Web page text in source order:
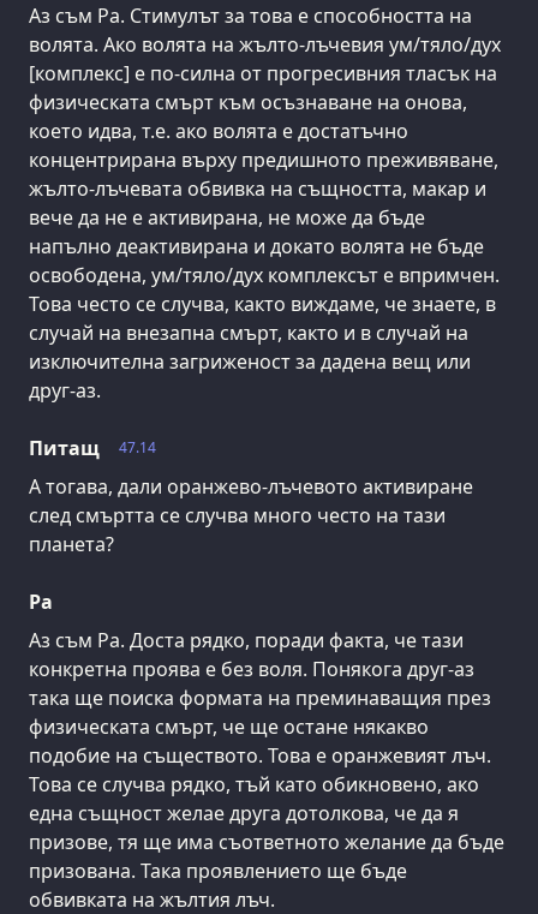
Аз съм Ра. Стимулът за това е способността на
волята. Ако волята на жълто-лъчевия ум/тяло/дух
[комплекс] е по-силна от прогресивния тласък на
физическата смърт към осъзнаване на онова,
което идва, т.е. ако волята е достатъчно
концентрирана върху предишното преживяване,
жълто-лъчевата обвивка на същността, макар и
вече да не е активирана, не може да бъде
напълно деактивирана и докато волята не бъде
освободена, ум/тяло/дух комплексът е впримчен.
Това често се случва, както виждаме, че знаете, в
случай на внезапна смърт, както и в случай на
изключителна загриженост за дадена вещ или
друг-аз.
47.14
Питащ
А тогава, дали оранжево-лъчевото активиране
след смъртта се случва много често на тази
планета?
Ра
Аз съм Ра. Доста рядко, поради факта, че тази
конкретна проява е без воля. Понякога друг-аз
така ще поиска формата на преминаващия през
физическата смърт, че ще остане някакво
подобие на съществото. Това е оранжевият лъч.
Това се случва рядко, тъй като обикновено, ако
една същност желае друга дотолкова, че да я
призове, тя ще има съответното желание да бъде
призована. Така проявлението ще бъде
обвивката на жълтия лъч.